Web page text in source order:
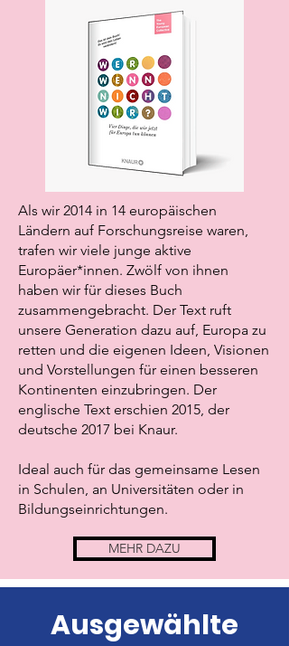
Als wir 2014 in 14 europäischen
Ländern auf Forschungsreise waren,
trafen wir viele junge aktive
Europäer*innen. Zwölf von ihnen
haben wir für dieses Buch
zusammengebracht. Der Text ruft
unsere Generation dazu auf, Europa zu
retten und die eigenen Ideen, Visionen
und Vorstellungen für einen besseren
Kontinenten einzubringen. Der
englische Text erschien 2015, der
deutsche 2017 bei Knaur.
Ideal auch für das gemeinsame Lesen
in Schulen, an Universitäten oder in
Bildungseinrichtungen.
MEHR DAZU
Ausgewählte